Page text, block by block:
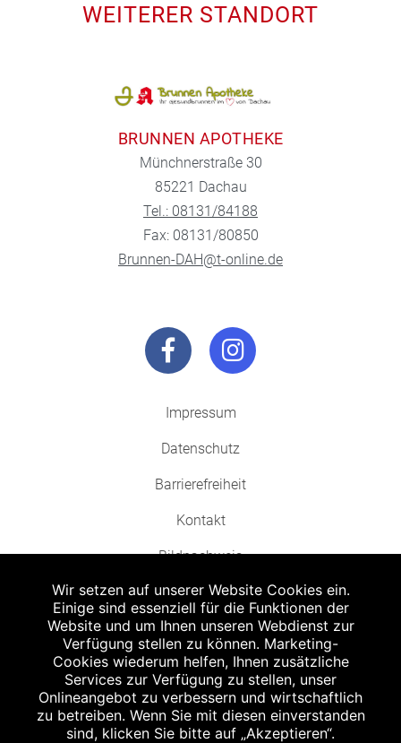
WEITERER STANDORT
BRUNNEN APOTHEKE
Münchnerstraße 30
85221 Dachau
Tel.: 08131/84188
Fax: 08131/80850
Brunnen-DAH@t-online.de
Impressum
Datenschutz
Barrierefreiheit
Kontakt
Bildnachweis
Abgabe in haushaltsüblichen Mengen, solange der Vorrat reicht. Für Druck-
und Satzfehler keine Haftung.
Zu Risiken und Nebenwirkungen lesen Sie die Packungsbeilage und fragen
Sie Ihren Arzt oder Apotheker.
Angabe nach der deutschen Arzneimitteltaxe Apothekenerstattungspreis
Wir setzen auf unserer Website Cookies ein.
Einige sind essenziell für die Funktionen der
Website und um Ihnen unseren Webdienst zur
Verfügung stellen zu können. Marketing-
Cookies wiederum helfen, Ihnen zusätzliche
Services zur Verfügung zu stellen, unser
Onlineangebot zu verbessern und wirtschaftlich
zu betreiben. Wenn Sie mit diesen einverstanden
sind, klicken Sie bitte auf „Akzeptieren“.